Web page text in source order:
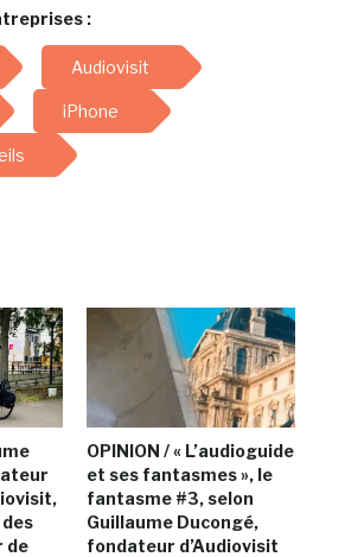
:
Audiovisit
iPhone
de
OPINION / « L’audioguide
et ses fantasmes », le
fantasme #3, selon
Guillaume Ducongé,
fondateur d’Audiovisit